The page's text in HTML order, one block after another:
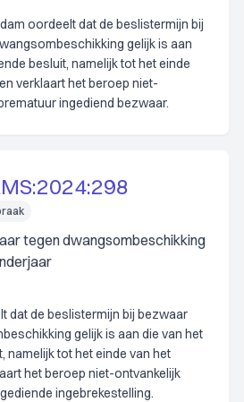
oordeelt dat de beslistermijn bij
gelijk is aan
besluit, namelijk tot het einde
verklaart het beroep niet-
ingediend bezwaar.
tegen dwangsombeschikking
dat de beslistermijn bij bezwaar
gelijk is aan die van het
namelijk tot het einde van het
het beroep niet-ontvankelijk
ingebrekestelling.